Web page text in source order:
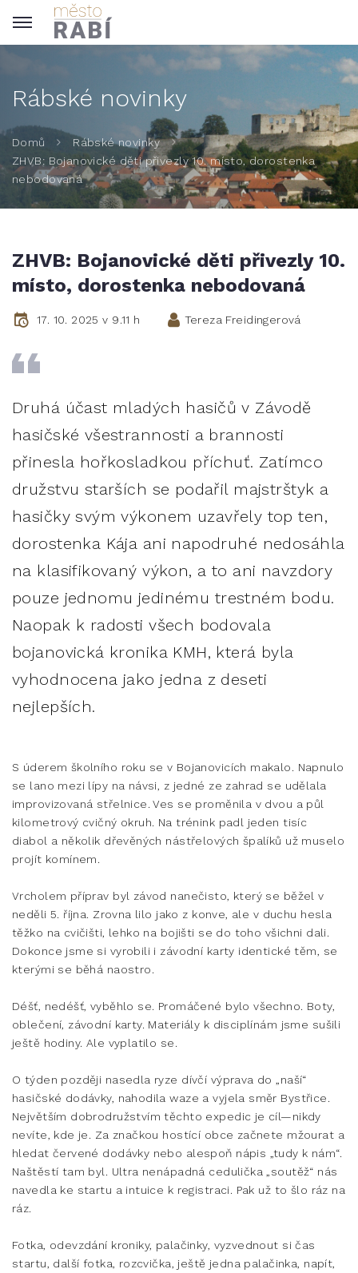
Rábské novinky
Domů
Rábské novinky
ZHVB: Bojanovické děti přivezly 10. místo, dorostenka
nebodovaná
ZHVB: Bojanovické děti přivezly 10.
místo, dorostenka nebodovaná
17. 10. 2025 v 9.11 h Tereza Freidingerová
Druhá účast mladých hasičů v Závodě
hasičské všestrannosti a brannosti
přinesla hořkosladkou příchuť. Zatímco
družstvu starších se podařil majstrštyk a
hasičky svým výkonem uzavřely top ten,
dorostenka Kája ani napodruhé nedosáhla
na klasifikovaný výkon, a to ani navzdory
pouze jednomu jedinému trestném bodu.
Naopak k radosti všech bodovala
bojanovická kronika KMH, která byla
vyhodnocena jako jedna z deseti
nejlepších.
S úderem školního roku se v Bojanovicích makalo. Napnulo
se lano mezi lípy na návsi, z jedné ze zahrad se udělala
improvizovaná střelnice. Ves se proměnila v dvou a půl
kilometrový cvičný okruh. Na trénink padl jeden tisíc
diabol a několik dřevěných nástřelových špalíků už muselo
projít komínem.
Vrcholem příprav byl závod nanečisto, který se běžel v
neděli 5. října. Zrovna lilo jako z konve, ale v duchu hesla
těžko na cvičišti, lehko na bojišti se do toho všichni dali.
Dokonce jsme si vyrobili i závodní karty identické těm, se
kterými se běhá naostro.
Déšť, nedéšť, vyběhlo se. Promáčené bylo všechno. Boty,
oblečení, závodní karty. Materiály k disciplínám jsme sušili
ještě hodiny. Ale vyplatilo se.
O týden později nasedla ryze dívčí výprava do „naší“
hasičské dodávky, nahodila waze a vyjela směr Bystřice.
Největším dobrodružstvím těchto expedic je cíl—nikdy
nevíte, kde je. Za značkou hostící obce začnete mžourat a
hledat červené dodávky nebo alespoň nápis „tudy k nám“.
Naštěstí tam byl. Ultra nenápadná cedulička „soutěž“ nás
navedla ke startu a intuice k registraci. Pak už to šlo ráz na
ráz.
Fotka, odevzdání kroniky, palačinky, vyzvednout si čas
startu, další fotka, rozcvička, ještě jedna palačinka, napít,